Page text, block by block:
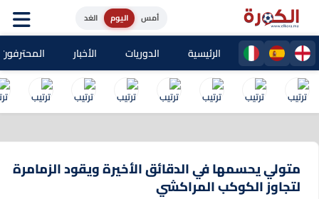
اليوم الغد
الرئيسية الدوريات الأخبار المحترفون
متولي يحسمها في الدقائق الأخيرة ويقود الزمامرة
لتجاوز الكوكب المراكشي